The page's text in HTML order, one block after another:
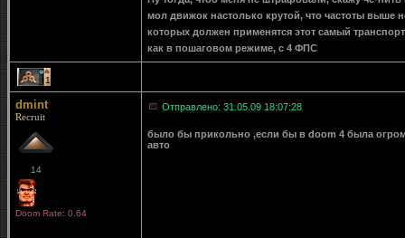
мол движок настолько крутой, что частоты выше
которых должен применятся этот самый
как в пошаговом режиме, с 4 ФПС
1
dmint
Recruit
14
Doom Rate: 0.64
Отправлено: 31.05.09 18:07:28
было бы прикольно ,если бы в doom 4 была
авто